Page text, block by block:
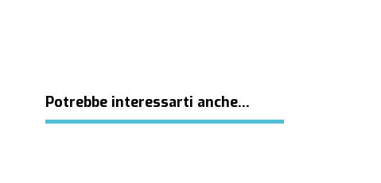
Potrebbe interessarti anche…